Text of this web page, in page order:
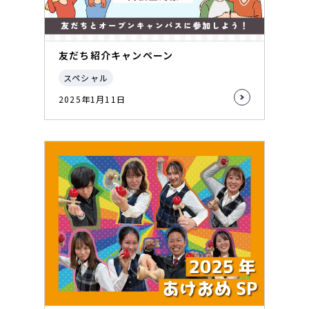
友だち紹介キャンペーン
スペシャル
2025年1月11日